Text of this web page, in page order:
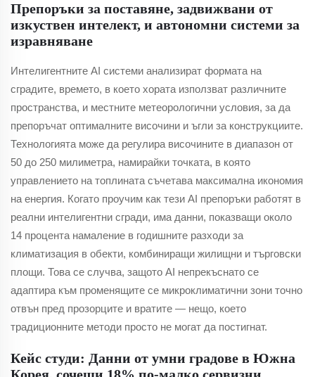
Препоръки за поставяне, задвижвани от
изкуствен интелект, и автономни системи за
изравняване
Интелигентните AI системи анализират формата на
сградите, времето, в което хората използват различните
пространства, и местните метеорологични условия, за да
препоръчат оптималните височини и ъгли за конструкциите.
Технологията може да регулира височините в диапазон от
50 до 250 милиметра, намирайки точката, в която
управлението на топлината съчетава максимална икономия
на енергия. Когато проучим как тези AI препоръки работят в
реални интелигентни сгради, има данни, показващи около
14 процента намаление в годишните разходи за
климатизация в обекти, комбиниращи жилищни и търговски
площи. Това се случва, защото AI непрекъснато се
адаптира към променящите се микроклиматични зони точно
отвън пред прозорците и вратите — нещо, което
традиционните методи просто не могат да постигнат.
Кейс студи: Данни от умни градове в Южна